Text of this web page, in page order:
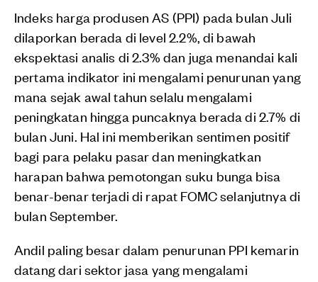
Indeks harga produsen AS (PPI) pada bulan Juli
dilaporkan berada di level 2.2%, di bawah
ekspektasi analis di 2.3% dan juga menandai kali
pertama indikator ini mengalami penurunan yang
mana sejak awal tahun selalu mengalami
peningkatan hingga puncaknya berada di 2.7% di
bulan Juni. Hal ini memberikan sentimen positif
bagi para pelaku pasar dan meningkatkan
harapan bahwa pemotongan suku bunga bisa
benar-benar terjadi di rapat FOMC selanjutnya di
bulan September.
Andil paling besar dalam penurunan PPI kemarin
datang dari sektor jasa yang mengalami